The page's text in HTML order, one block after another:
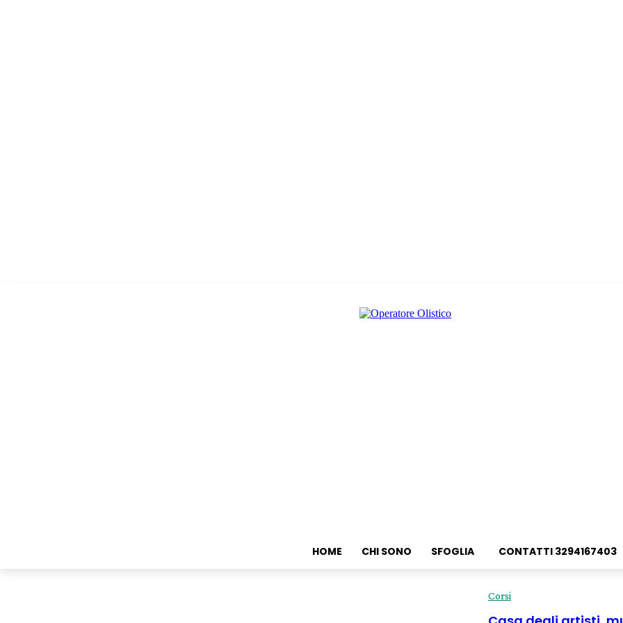
HOME CHI SONO SFOGLIA CONTATTI 3294167403
Corsi